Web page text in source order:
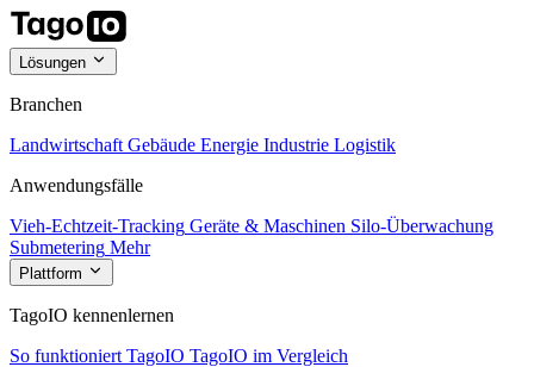
Lösungen
Branchen
Landwirtschaft Gebäude Energie Industrie Logistik
Anwendungsfälle
Vieh-Echtzeit-Tracking Geräte & Maschinen Silo-Überwachung
Submetering Mehr
Plattform
TagoIO kennenlernen
So funktioniert TagoIO TagoIO im Vergleich